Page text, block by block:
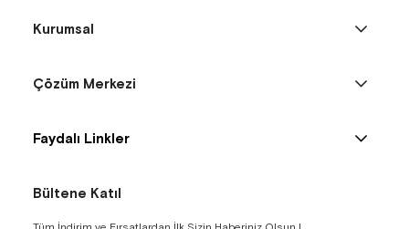
Kurumsal
Çözüm Merkezi
Faydalı Linkler
Bültene Katıl